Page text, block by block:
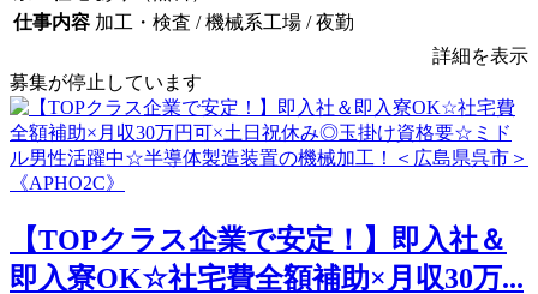
仕事内容 加工・検査 / 機械系工場 / 夜勤
詳細を表示
募集が停止しています
【TOPクラス企業で安定！】即入社＆
即入寮OK☆社宅費全額補助×月収30万...